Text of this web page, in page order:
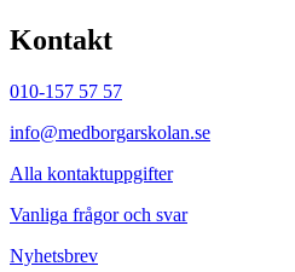
Kontakt
010-157 57 57
info@medborgarskolan.se
Alla kontaktuppgifter
Vanliga frågor och svar
Nyhetsbrev